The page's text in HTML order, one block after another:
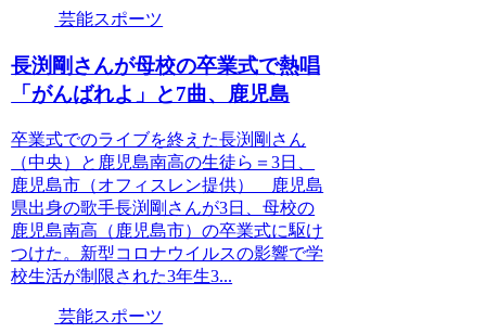
芸能スポーツ
長渕剛さんが母校の卒業式で熱唱
「がんばれよ」と7曲、鹿児島
卒業式でのライブを終えた長渕剛さん
（中央）と鹿児島南高の生徒ら＝3日、
鹿児島市（オフィスレン提供） 鹿児島
県出身の歌手長渕剛さんが3日、母校の
鹿児島南高（鹿児島市）の卒業式に駆け
つけた。新型コロナウイルスの影響で学
校生活が制限された3年生3...
芸能スポーツ